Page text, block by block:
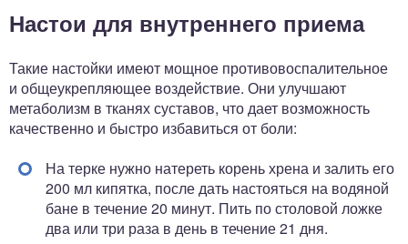
Настои для внутреннего приема
Такие настойки имеют мощное противовоспалительное
и общеукрепляющее воздействие. Они улучшают
метаболизм в тканях суставов, что дает возможность
качественно и быстро избавиться от боли:
На терке нужно натереть корень хрена и залить его
200 мл кипятка, после дать настояться на водяной
бане в течение 20 минут. Пить по столовой ложке
два или три раза в день в течение 21 дня.